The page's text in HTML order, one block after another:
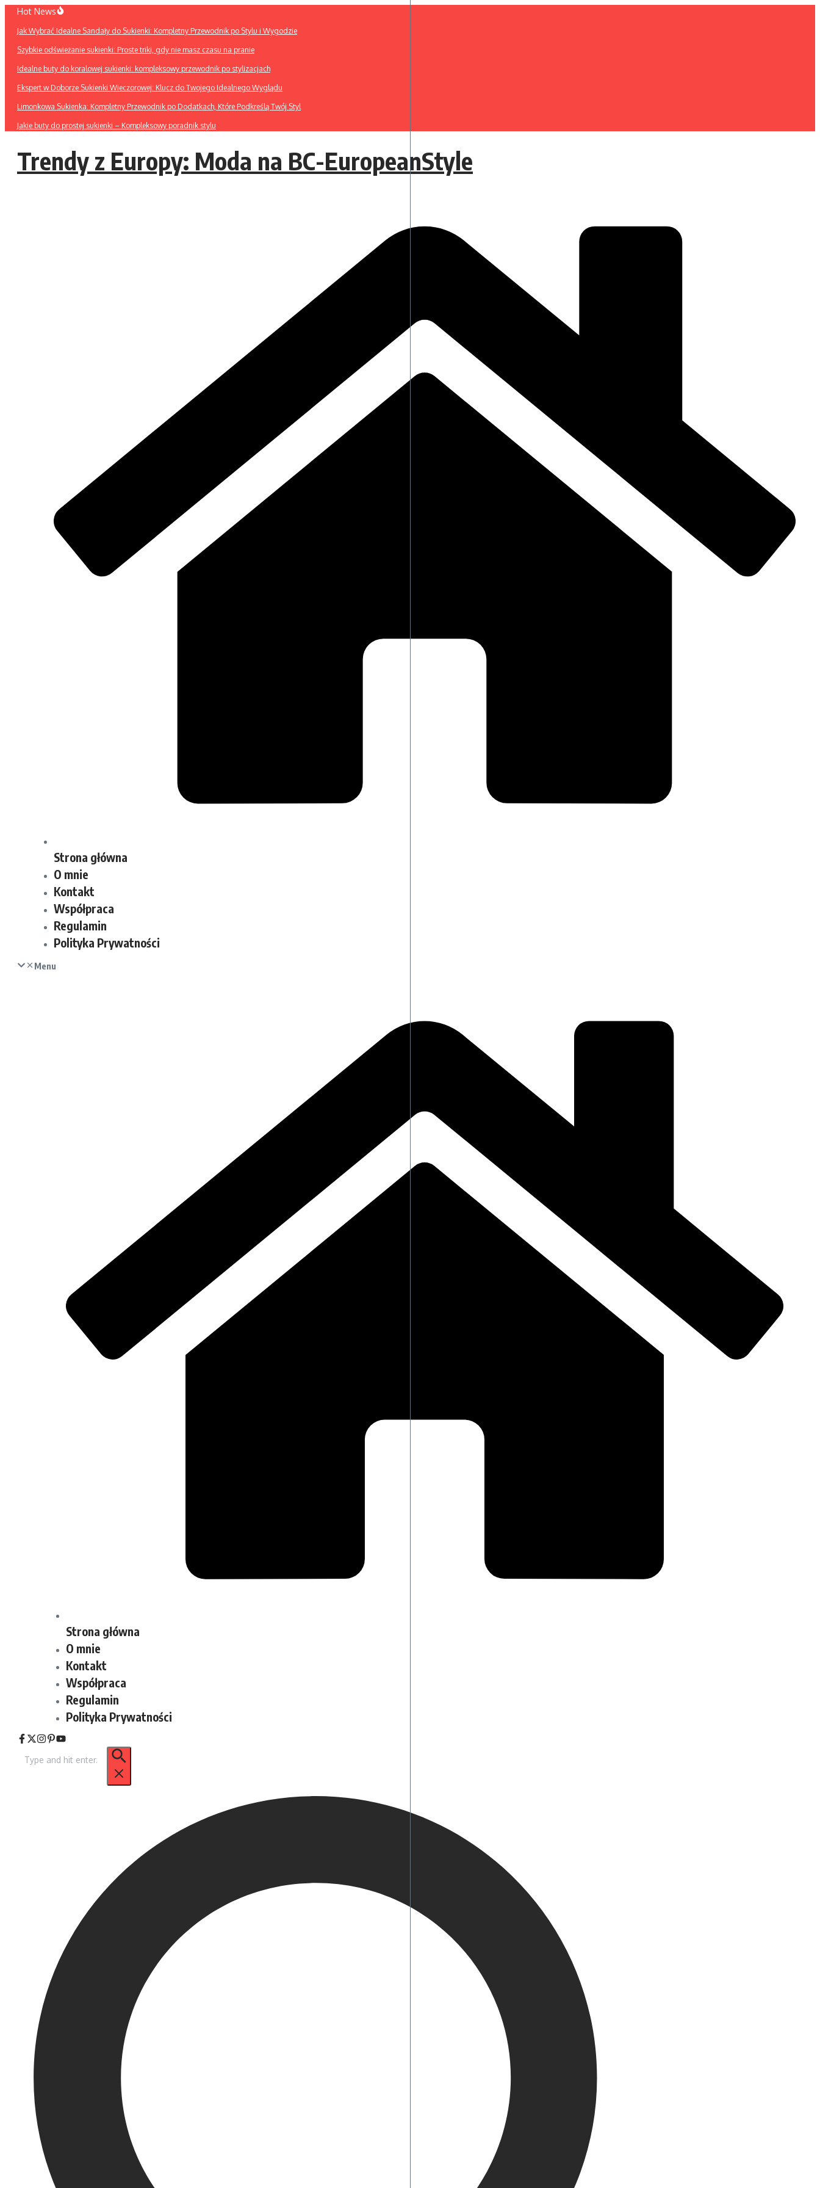
Przejdź
treści
Hot News
Jak Wybrać Idealne Sandały do Sukienki: Kompletny Przewodnik po Stylu i Wygodzie
Szybkie odświeżanie sukienki: Proste triki, gdy nie masz czasu na pranie
Idealne buty do koralowej sukienki: kompleksowy przewodnik po stylizacjach
Ekspert w Doborze Sukienki Wieczorowej: Klucz do Twojego Idealnego Wyglądu
Limonkowa Sukienka: Kompletny Przewodnik po Dodatkach, Które Podkreślą Twój Styl
Jakie buty do prostej sukienki – Kompleksowy poradnik stylu
Trendy z Europy: Moda na BC-EuropeanStyle
Strona główna
O mnie
Kontakt
Współpraca
Regulamin
Polityka Prywatności
Menu
Strona główna
O mnie
Kontakt
Współpraca
Regulamin
Polityka Prywatności